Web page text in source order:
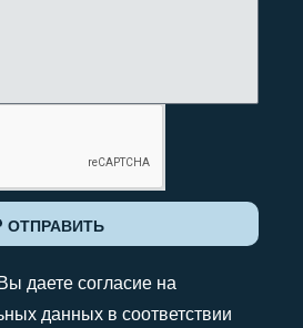
ОТПРАВИТЬ
даете согласие на
данных в соответствии